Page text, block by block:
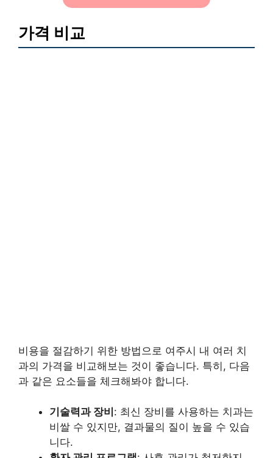
가격 비교
비용을 절감하기 위한 방법으로 여주시 내 여러 치
과의 가격을 비교해보는 것이 좋습니다. 특히, 다음
과 같은 요소들을 체크해봐야 합니다.
기술력과 장비 : 최신 장비를 사용하는 치과는
비쌀 수 있지만, 결과물의 질이 높을 수 있습
니다.